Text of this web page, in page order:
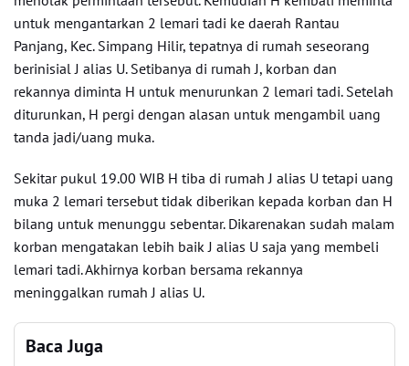
untuk mengantarkan 2 lemari tadi ke daerah Rantau
Panjang, Kec. Simpang Hilir, tepatnya di rumah seseorang
berinisial J alias U. Setibanya di rumah J, korban dan
rekannya diminta H untuk menurunkan 2 lemari tadi. Setelah
diturunkan, H pergi dengan alasan untuk mengambil uang
tanda jadi/uang muka.
Sekitar pukul 19.00 WIB H tiba di rumah J alias U tetapi uang
muka 2 lemari tersebut tidak diberikan kepada korban dan H
bilang untuk menunggu sebentar. Dikarenakan sudah malam
korban mengatakan lebih baik J alias U saja yang membeli
lemari tadi. Akhirnya korban bersama rekannya
meninggalkan rumah J alias U.
Baca Juga